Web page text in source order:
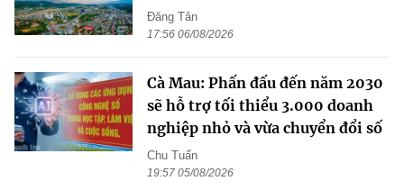
Đăng Tân
17:56 06/08/2026
Cà Mau: Phấn đấu đến năm 2030
sẽ hỗ trợ tối thiểu 3.000 doanh
nghiệp nhỏ và vừa chuyển đổi số
Chu Tuấn
19:57 05/08/2026